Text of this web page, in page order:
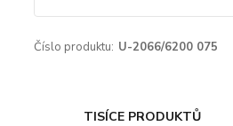
Číslo produktu: U-2066/6200 075
TISÍCE PRODUKTŮ